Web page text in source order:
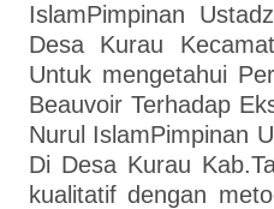
IslamPimpinan
Desa Kurau
Untuk mengetahui
Beauvoir Terhadap
Nurul IslamPimpinan
Di Desa Kurau
kualitatif dengan